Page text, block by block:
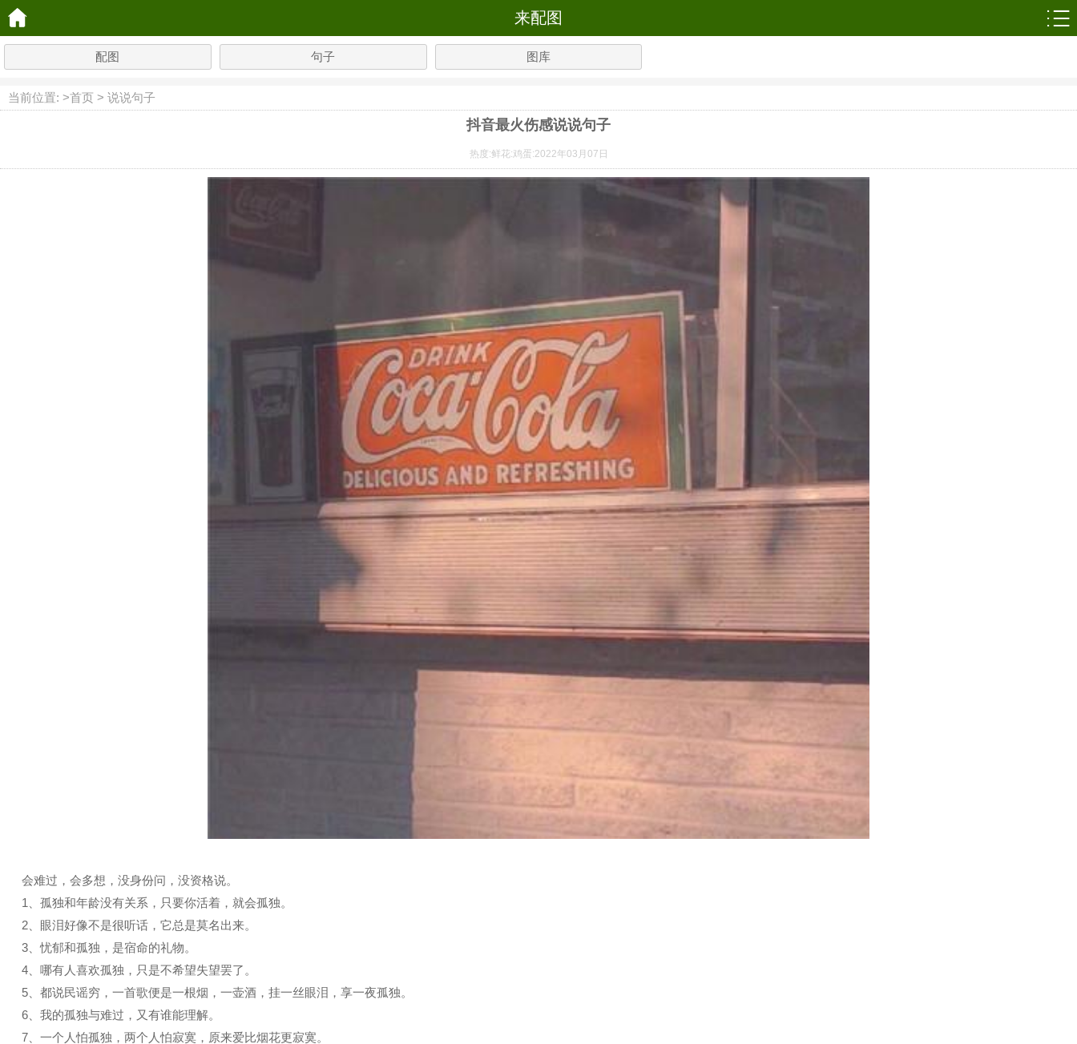
来配图
配图 句子 图库
当前位置: >首页 > 说说句子
抖音最火伤感说说句子
热度:鲜花:鸡蛋:2022年03月07日
会难过，会多想，没身份问，没资格说。
1、孤独和年龄没有关系，只要你活着，就会孤独。
2、眼泪好像不是很听话，它总是莫名出来。
3、忧郁和孤独，是宿命的礼物。
4、哪有人喜欢孤独，只是不希望失望罢了。
5、都说民谣穷，一首歌便是一根烟，一壶酒，挂一丝眼泪，享一夜孤独。
6、我的孤独与难过，又有谁能理解。
7、一个人怕孤独，两个人怕寂寞，原来爱比烟花更寂寞。